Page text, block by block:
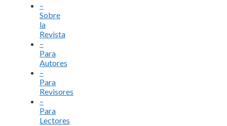
–
Sobre
la
Revista
–
Para
Autores
–
Para
Revisores
–
Para
Lectores